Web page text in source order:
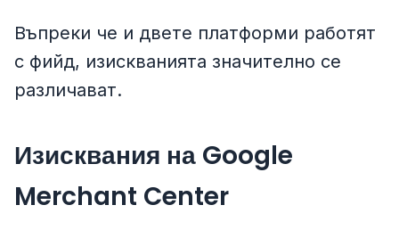
Въпреки че и двете платформи работят
с фийд, изискванията значително се
различават.
Изисквания на Google
Merchant Center